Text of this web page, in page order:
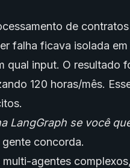
de
falha ficava isolada
qual input. O resultado
120 horas/mês.
LangGraph se você
concorda.
agentes